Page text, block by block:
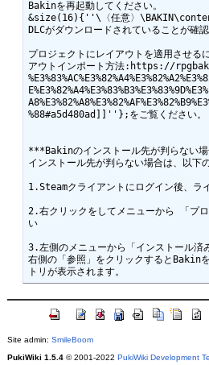
Bakinを再起動してください。
&size(16){''\〈任意〉
DLCがダウンロードされていることが確
プロジェクトにレイアウトを適用さ
アウトインポート方法:https://
%88#a5d480ad]]''};をご覧ください。
***Bakinのインストール先が判らない
インストール先が判らない場合は、以下
1.Steamクライアントにログイン後、ラ
2.右クリックをしてメニューから 「プ
い
3.左側のメニューから「インストール済
右側の「参照」をクリックするとBakin
Site admin: SmileBoom
PukiWiki 1.5.4© 2001-2022 PukiWiki Development